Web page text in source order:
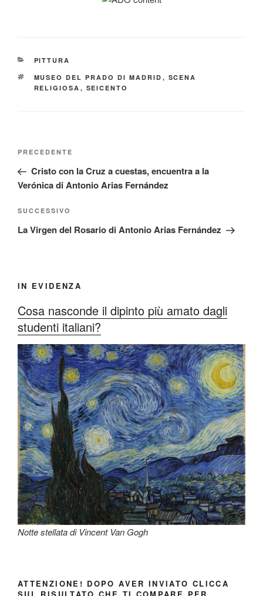
CATEGORIE
PITTURA
TAG
MUSEO DEL PRADO DI MADRID , SCENA
RELIGIOSA , SEICENTO
Navigazione
Articolo
precedente:
PRECEDENTE
Cristo con la Cruz a cuestas, encuentra a la
Verónica di Antonio Arias Fernández
Articolo
successivo
SUCCESSIVO
La Virgen del Rosario di Antonio Arias Fernández
IN EVIDENZA
Cosa nasconde il dipinto più amato dagli
studenti italiani?
Notte stellata di Vincent Van Gogh
ATTENZIONE! DOPO AVER INVIATO CLICCA